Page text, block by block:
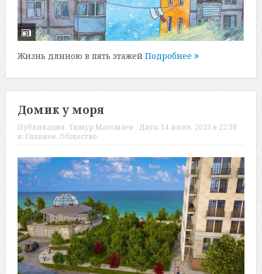
Жизнь длиною в пять этажей Подробнее
Домик у моря
Публикация: Тимур Магомаев Дата: 14 июля, 2025 в 22:38
в: Главное, Общество